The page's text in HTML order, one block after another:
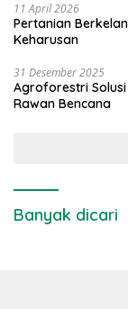
11 April 2026
Pertanian
Keharusan
31 Desember 2025
Agroforestri
Rawan Bencana
Banyak dicari